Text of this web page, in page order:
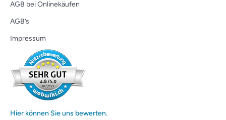
AGB bei Onlinekäufen
AGB’s
Impressum
Hier können Sie uns bewerten.